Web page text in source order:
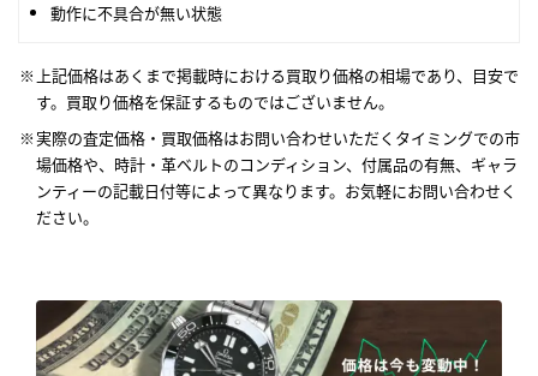
動作に不具合が無い状態
上記価格はあくまで掲載時における買取り価格の相場であり、目安で
す。買取り価格を保証するものではございません。
実際の査定価格・買取価格はお問い合わせいただくタイミングでの市
場価格や、時計・革ベルトのコンディション、付属品の有無、ギャラ
ンティーの記載日付等によって異なります。お気軽にお問い合わせく
ださい。